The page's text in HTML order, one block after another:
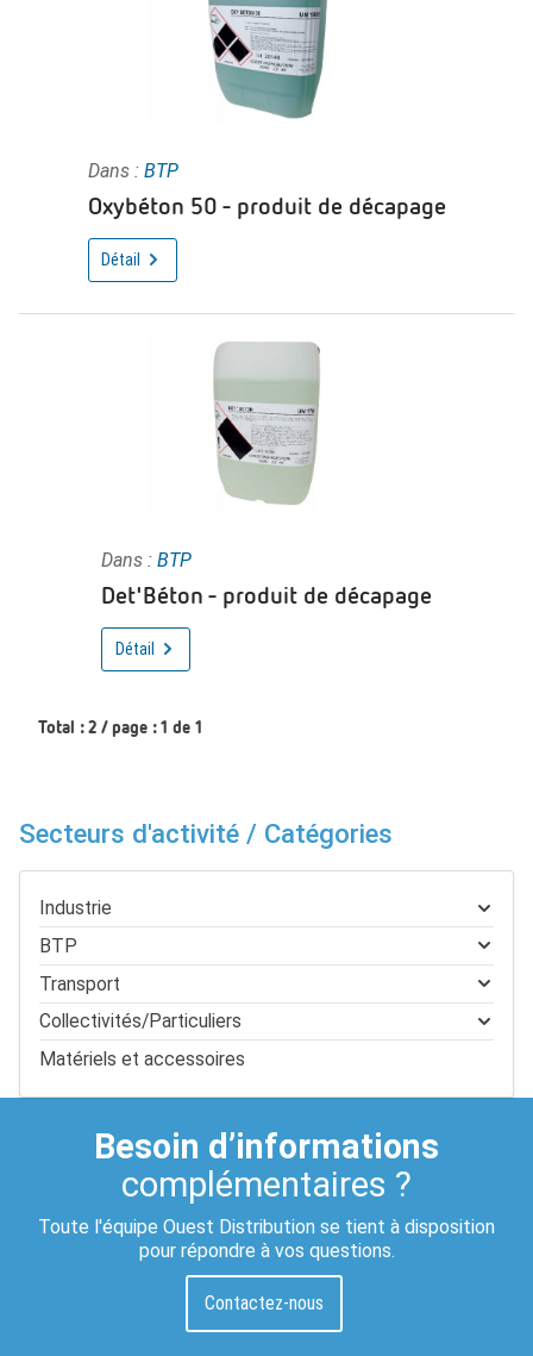
Dans : BTP
Oxybéton 50 - produit de décapage
Détail
Dans : BTP
Det'Béton - produit de décapage
Détail
Total : 2 / page : 1 de 1
Secteurs d'activité / Catégories
Industrie
BTP
Transport
Collectivités/Particuliers
Matériels et accessoires
Besoin d’informations
complémentaires ?
Toute l'équipe Ouest Distribution se tient à disposition
pour répondre à vos questions.
Contactez-nous